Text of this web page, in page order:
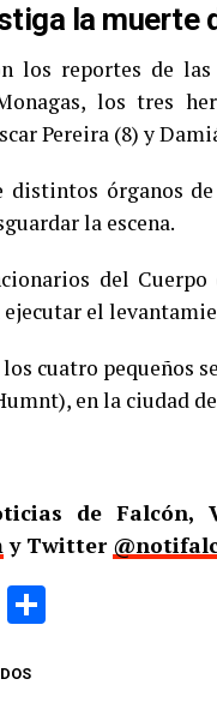
la muerte
los reportes de
los tres
Pereira (8) y
distintos órganos
la escena.
del
el
los cuatro pequeños
en la ciudad
de
y Twitter
X